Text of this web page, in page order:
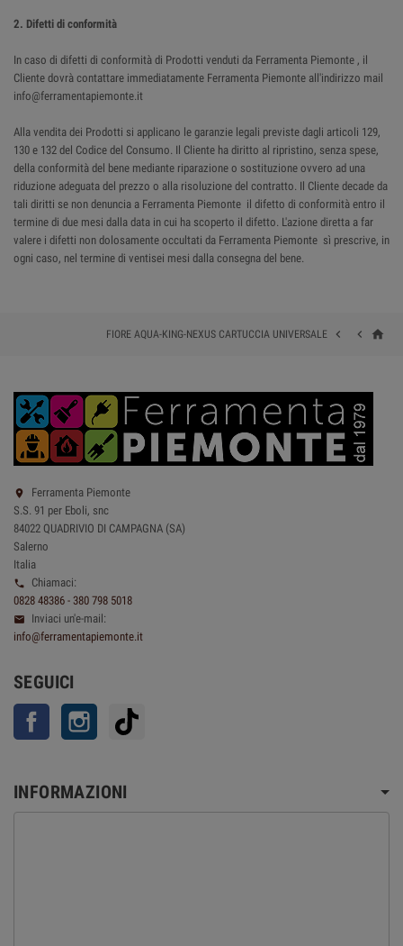
2. Difetti di conformità
In caso di difetti di conformità di Prodotti venduti da Ferramenta Piemonte , il
Cliente dovrà contattare immediatamente Ferramenta Piemonte all'indirizzo mail
info@ferramentapiemonte.it
Alla vendita dei Prodotti si applicano le garanzie legali previste dagli articoli 129,
130 e 132 del Codice del Consumo. Il Cliente ha diritto al ripristino, senza spese,
della conformità del bene mediante riparazione o sostituzione ovvero ad una
riduzione adeguata del prezzo o alla risoluzione del contratto. Il Cliente decade da
tali diritti se non denuncia a Ferramenta Piemonte il difetto di conformità entro il
termine di due mesi dalla data in cui ha scoperto il difetto. L'azione diretta a far
valere i difetti non dolosamente occultati da Ferramenta Piemonte sì prescrive, in
ogni caso, nel termine di ventisei mesi dalla consegna del bene.
home


FIORE AQUA-KING-NEXUS CARTUCCIA UNIVERSALE

Ferramenta Piemonte
S.S. 91 per Eboli, snc
84022 QUADRIVIO DI CAMPAGNA (SA)
Salerno
Italia

Chiamaci:
0828 48386 - 380 798 5018

Inviaci un'e-mail:
info@ferramentapiemonte.it
SEGUICI
Facebook Instagram
INFORMAZIONI